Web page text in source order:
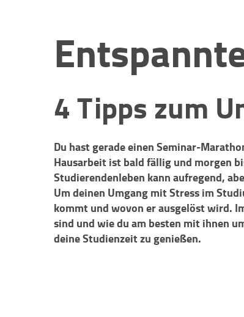
4 Tipps zum
Du hast gerade einen Seminar-
Hausarbeit ist bald fällig und morgen
Studierendenleben kann aufregend,
Um deinen Umgang mit Stress im
kommt und wovon er ausgelöst wird.
sind und wie du am besten mit ihnen
deine Studienzeit zu genießen.